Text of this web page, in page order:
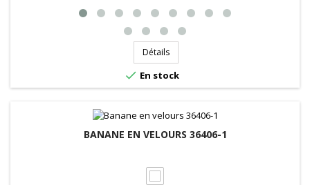
Détails
 En stock
BANANE EN VELOURS 36406-1